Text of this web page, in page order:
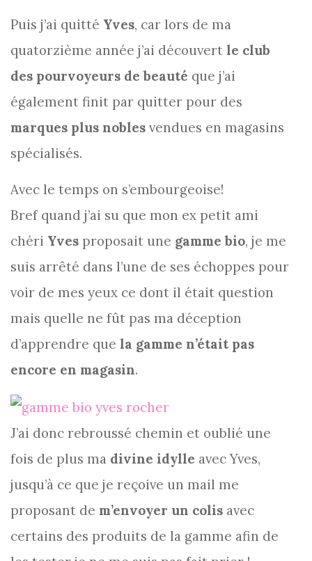
Puis j’ai quitté Yves, car lors de ma
quatorzième année j’ai découvert le club
des pourvoyeurs de beauté que j’ai
également finit par quitter pour des
marques plus nobles vendues en magasins
spécialisés.
Avec le temps on s’embourgeoise!
Bref quand j’ai su que mon ex petit ami
chéri Yves proposait une gamme bio, je me
suis arrêté dans l’une de ses échoppes pour
voir de mes yeux ce dont il était question
mais quelle ne fût pas ma déception
d’apprendre que la gamme n’était pas
encore en magasin.
J’ai donc rebroussé chemin et oublié une
fois de plus ma divine idylle avec Yves,
jusqu’à ce que je reçoive un mail me
proposant de m’envoyer un colis avec
certains des produits de la gamme afin de